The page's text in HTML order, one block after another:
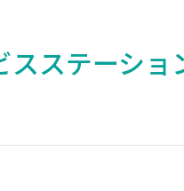
スステーシ